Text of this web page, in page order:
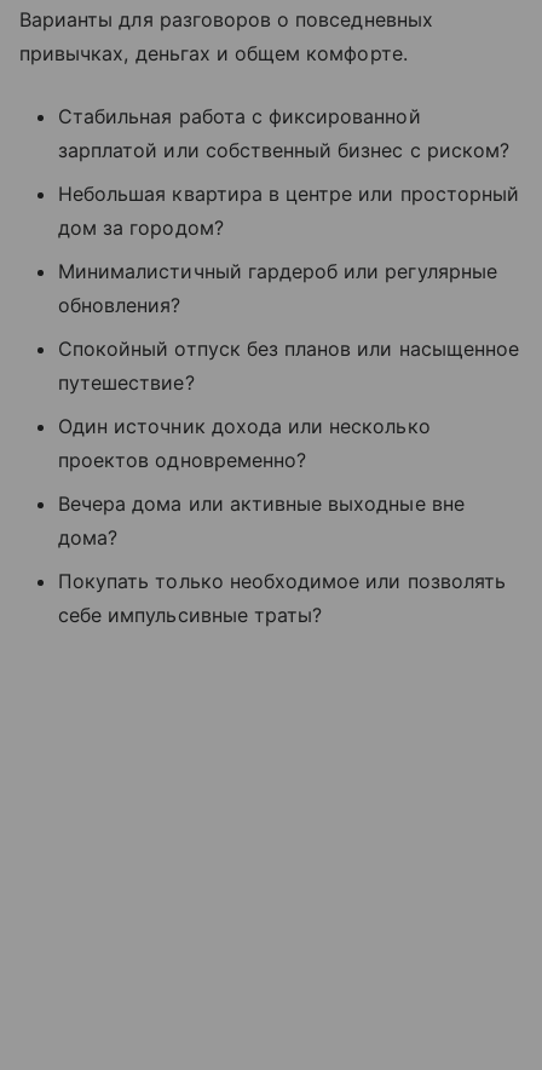
Варианты для разговоров о повседневных
привычках, деньгах и общем комфорте.
Стабильная работа с фиксированной
зарплатой или собственный бизнес с риском?
Небольшая квартира в центре или просторный
дом за городом?
Минималистичный гардероб или регулярные
обновления?
Спокойный отпуск без планов или насыщенное
путешествие?
Один источник дохода или несколько
проектов одновременно?
Вечера дома или активные выходные вне
дома?
Покупать только необходимое или позволять
себе импульсивные траты?